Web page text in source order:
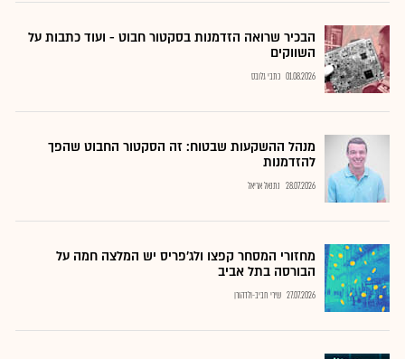
הבכיר שרואה הזדמנות בסקטור חבוט - ועוד כתבות על
השווקים
01.08.2026 כתבי גלובס
מנהל ההשקעות שבטוח: זה הסקטור החבוט שהפך
להזדמנות
28.07.2026 נתנאל אריאל
מחזורי המסחר קפצו ולג'פריס יש המלצה חמה על
הבורסה בתל אביב
27.07.2026 שירי חביב-ולדהורן